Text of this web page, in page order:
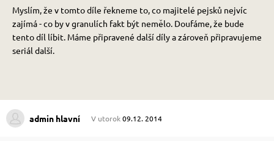
psov
podstielka
mačky
vitamíny
Myslím, že v tomto díle řekneme to, co majitelé pejsků nejvíc
zajímá - co by v granulích fakt být nemělo. Doufáme, že bude
tento díl líbit. Máme připravené další díly a zároveň připravujeme
seriál další.
admin hlavní V utorok09.12. 2014